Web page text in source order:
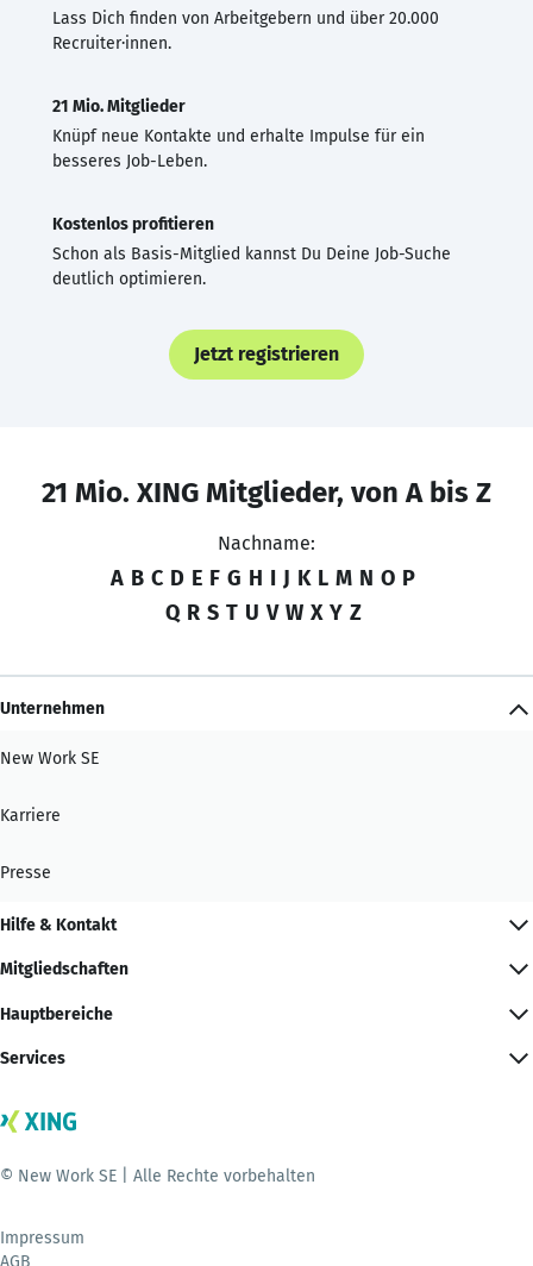
Lass Dich finden von Arbeitgebern und über 20.000
Recruiter·innen.
21 Mio. Mitglieder
Knüpf neue Kontakte und erhalte Impulse für ein
besseres Job-Leben.
Kostenlos profitieren
Schon als Basis-Mitglied kannst Du Deine Job-Suche
deutlich optimieren.
Jetzt registrieren
21 Mio. XING Mitglieder, von A bis Z
Nachname:
A B C D E F G H I J K L M N O P
Q R S T U V W X Y Z
Unternehmen
New Work SE
Karriere
Presse
Hilfe & Kontakt
Mitgliedschaften
Hauptbereiche
Services
© New Work SE | Alle Rechte vorbehalten
Impressum
AGB